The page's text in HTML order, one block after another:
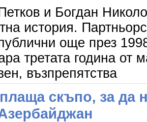
и Богдан
история.
още през
третата година от
възпрепятства
скъпо, за да